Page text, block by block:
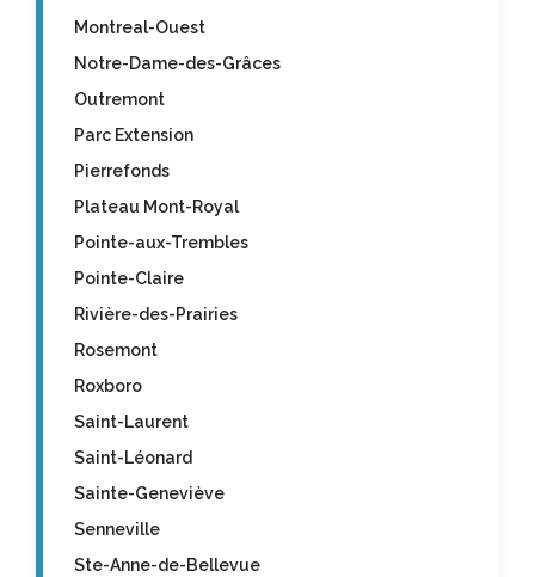
Montreal-Ouest
Notre-Dame-des-Grâces
Outremont
Parc Extension
Pierrefonds
Plateau Mont-Royal
Pointe-aux-Trembles
Pointe-Claire
Rivière-des-Prairies
Rosemont
Roxboro
Saint-Laurent
Saint-Léonard
Sainte-Geneviève
Senneville
Ste-Anne-de-Bellevue